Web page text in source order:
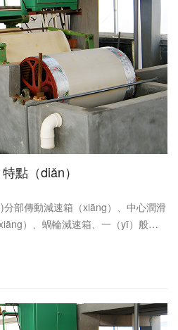
點（diǎn）
傳動減速箱（xiāng）、中心潤滑
）、蝸輪減速箱、一（yī）般滑
係統油潤滑用L-HL46或L-......